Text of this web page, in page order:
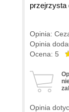
przejrzysta
humoru,
Książkę
drobną
opisujecie
formuły.
Opinia:
Opinia
Ocena: 5
Opinia